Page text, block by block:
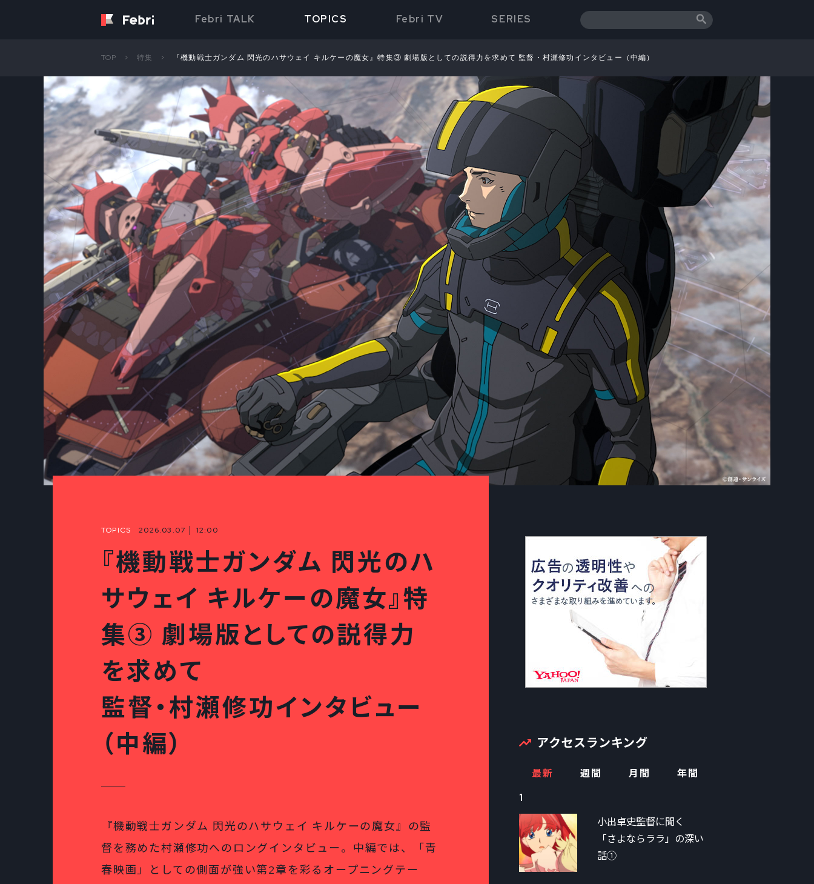
Febri TALK TOPICS Febri TV SERIES
TOP 特集 『機動戦士ガンダム 閃光のハサウェイ キルケーの魔女』特集③ 劇場版としての説得力を求めて 監督・村瀬修功インタビュー（中編）
TOPICS 2026.03.07 │ 12:00
『機動戦士ガンダム 閃光のハ
サウェイ キルケーの魔女』特
集③ 劇場版としての説得力
を求めて
監督・村瀬修功インタビュー
（中編）
『機動戦士ガンダム 閃光のハサウェイ キルケーの魔女』の監
督を務めた村瀬修功へのロングインタビュー。中編では、「青
春映画」としての側面が強い第2章を彩るオープニングテー
アクセスランキング
最新 週間 月間
年間
1
小出卓史監督に聞く
「さよならララ」の深い
話①